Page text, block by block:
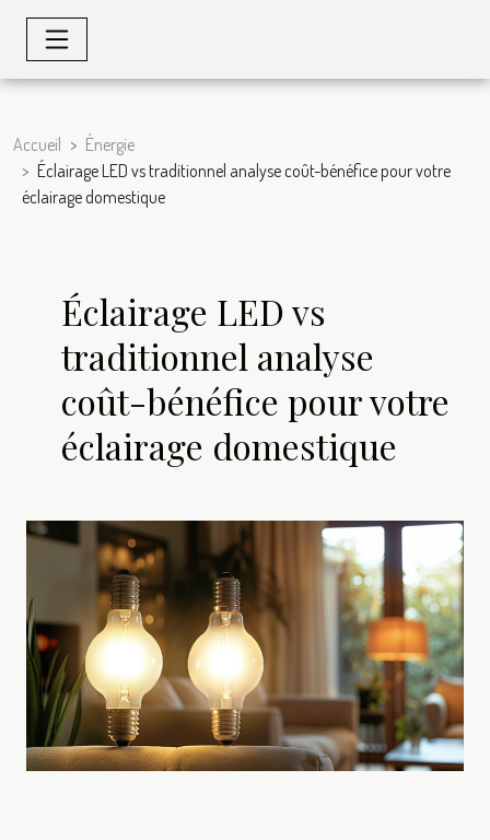
Accueil
Énergie
Éclairage LED vs traditionnel analyse coût-bénéfice pour votre
éclairage domestique
Éclairage LED vs
traditionnel analyse
coût-bénéfice pour votre
éclairage domestique